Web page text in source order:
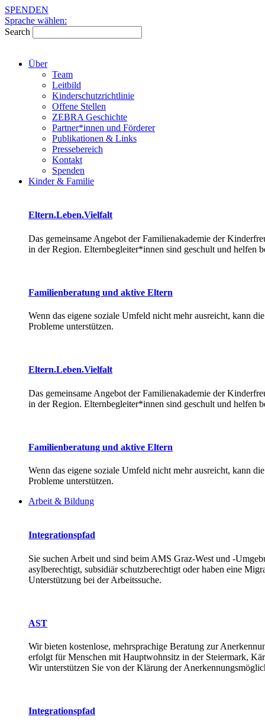
Skip
to
content
SPENDEN
Sprache wählen:
Search
Über
Team
Leitbild
Kinderschutzrichtlinie
Offene Stellen
ZEBRA Geschichte
Partner*innen und Förderer
Publikationen & Links
Pressebereich
Kontakt
Spenden
Kinder & Familie
Eltern.Leben.Vielfalt
Das gemeinsame Angebot der Familienakademie der
in der Region. Elternbegleiter*innen sind geschult und helfen
Familienberatung und aktive Eltern
Wenn das eigene soziale Umfeld nicht mehr ausreicht, kann
Probleme unterstützen.
Eltern.Leben.Vielfalt
Das gemeinsame Angebot der Familienakademie der
in der Region. Elternbegleiter*innen sind geschult und helfen
Familienberatung und aktive Eltern
Wenn das eigene soziale Umfeld nicht mehr ausreicht, kann
Probleme unterstützen.
Arbeit & Bildung
Integrationspfad
Sie suchen Arbeit und sind beim AMS Graz-West und -
asylberechtigt, subsidiär schutzberechtigt oder haben eine
Unterstützung bei der Arbeitssuche.
AST
Wir bieten kostenlose, mehrsprachige Beratung zur
erfolgt für Menschen mit Hauptwohnsitz in der Steiermark,
Wir unterstützen Sie von der Klärung der
Integrationspfad